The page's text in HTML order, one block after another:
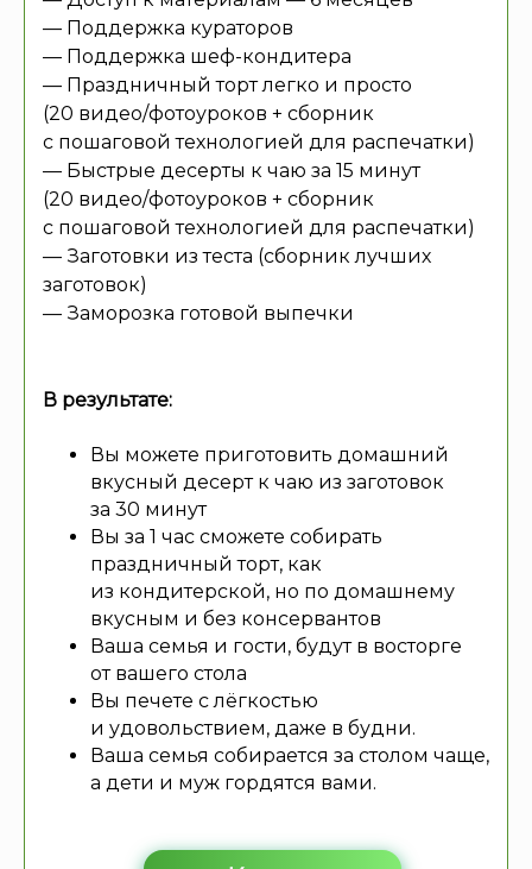
— Поддержка кураторов
— Поддержка шеф-кондитера
— Праздничный торт легко и просто
(20 видео/фотоуроков + сборник
с пошаговой технологией для распечатки)
— Быстрые десерты к чаю за 15 минут
(20 видео/фотоуроков + сборник
с пошаговой технологией для распечатки)
— Заготовки из теста (сборник лучших
заготовок)
— Заморозка готовой выпечки
В результате:
Вы можете приготовить домашний
вкусный десерт к чаю из заготовок
за 30 минут
Вы за 1 час сможете собирать
праздничный торт, как
из кондитерской, но по домашнему
вкусным и без консервантов
Ваша семья и гости, будут в восторге
от вашего стола
Вы печете с лёгкостью
и удовольствием, даже в будни.
Ваша семья собирается за столом чаще,
а дети и муж гордятся вами.